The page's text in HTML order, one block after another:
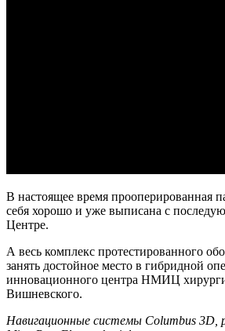
В настоящее время прооперированная
себя хорошо и уже выписана с
Центре.
А весь комплекс протестированного
занять достойное место в гибридной
инновационного центра НМИЦ
Вишневского.
Навигационные системы Columbus 3D,